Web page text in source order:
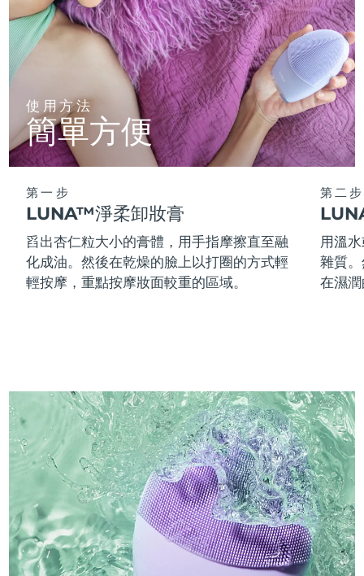
使用方法
簡單方便
第一步
LUNA™淨柔卸妝膏
舀出杏仁粒大小的膏體，用手指摩擦直至融
化成油。然後在乾燥的臉上以打圈的方式輕
輕按摩，重點按摩妝面較重的區域。
第二步
用溫
雜質
在濕